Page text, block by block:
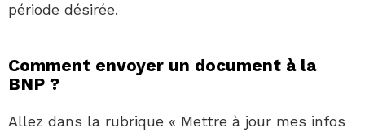
période désirée.
Comment envoyer un document à la
BNP ?
Allez dans la rubrique « Mettre à jour mes infos